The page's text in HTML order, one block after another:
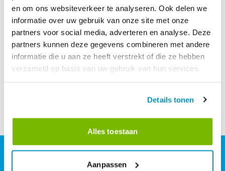
en om ons websiteverkeer te analyseren. Ook delen we
informatie over uw gebruik van onze site met onze
partners voor social media, adverteren en analyse. Deze
partners kunnen deze gegevens combineren met andere
informatie die u aan ze heeft verstrekt of die ze hebben
verzameld op basis van uw gebruik van hun services.
Details tonen
Alles toestaan
Aanpassen